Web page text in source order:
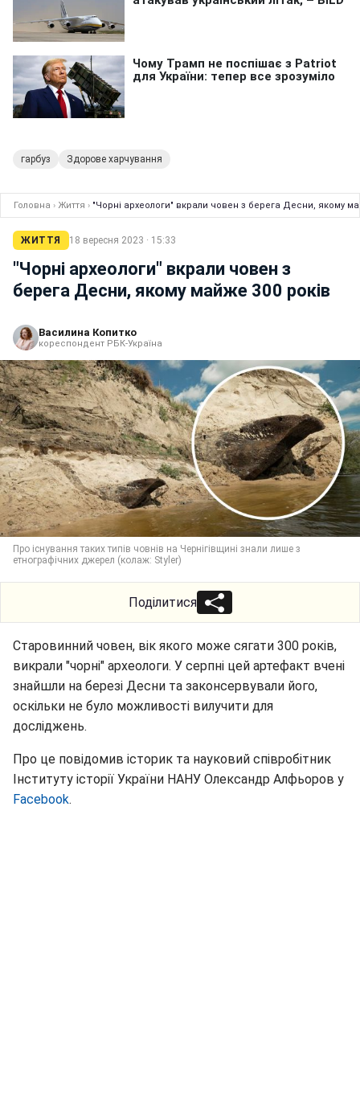
гарбуз Здорове харчування
Головна › Життя › "Чорні археологи" вкрали човен з берега Десни, якому
ЖИТТЯ 18 вересня 2023 · 15:33
"Чорні археологи" вкрали човен з
берега Десни, якому майже 300 років
Василина Копитко
кореспондент РБК-Україна
Про існування таких типів човнів на Чернігівщині знали лише з
етнографічних джерел (колаж: Styler)
Поділитися
Старовинний човен, вік якого може сягати 300 років,
викрали "чорні" археологи. У серпні цей артефакт вчені
знайшли на березі Десни та законсервували його,
оскільки не було можливості вилучити для
досліджень.
Про це повідомив історик та науковий співробітник
Інституту історії України НАНУ Олександр Алфьоров у
Facebook.